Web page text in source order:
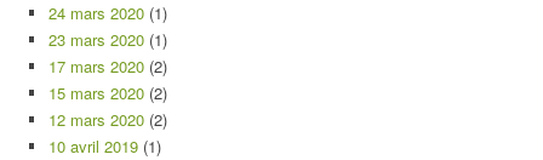
24 mars 2020 (1)
23 mars 2020 (1)
17 mars 2020 (2)
15 mars 2020 (2)
12 mars 2020 (2)
10 avril 2019 (1)